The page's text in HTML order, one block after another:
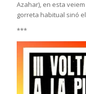
Azahar), en esta
gorreta habitual sinó
***